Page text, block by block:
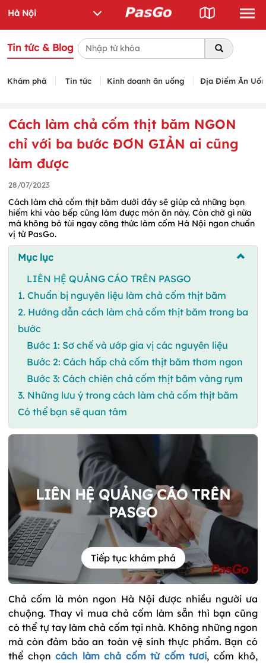
Tin tức & Blog
Khám phá Tin tức Kinh doanh ăn uống Địa Điểm Ăn
Cách làm chả cốm thịt băm NGON
chỉ với ba bước ĐƠN GIẢN ai cũng
làm được
28/07/2023
Cách làm chả cốm thịt băm dưới đây sẽ giúp cả những bạn
hiếm khi vào bếp cũng làm được món ăn này. Còn chờ gì nữa
mà không bỏ túi ngay công thức làm cốm Hà Nội ngon chuẩn
vị từ PasGo.
Mục lục
LIÊN HỆ QUẢNG CÁO TRÊN PASGO
1. Chuẩn bị nguyên liệu làm chả cốm thịt băm
2. Hướng dẫn cách làm chả cốm thịt băm trong ba
bước
Bước 1: Sơ chế và ướp gia vị các nguyên liệu
Bước 2: Cách hấp chả cốm thịt băm thơm ngon
Bước 3: Cách chiên chả cốm thịt băm vàng rụm
3. Những lưu ý trong cách làm chả cốm thịt băm
Có thể bạn sẽ quan tâm
LIÊN HỆ QUẢNG CÁO TRÊN
PASGO
Tiếp tục khám phá
Chả cốm là món ngon Hà Nội được nhiều người ưa
chuộng. Thay vì mua chả cốm làm sẵn thì bạn cũng
có thể tự tay làm chả cốm tại nhà. Không những ngon
mà còn đảm bảo an toàn vệ sinh thực phẩm. Bạn có
thể chọn cách làm chả cốm từ cốm tươi, cốm khô,